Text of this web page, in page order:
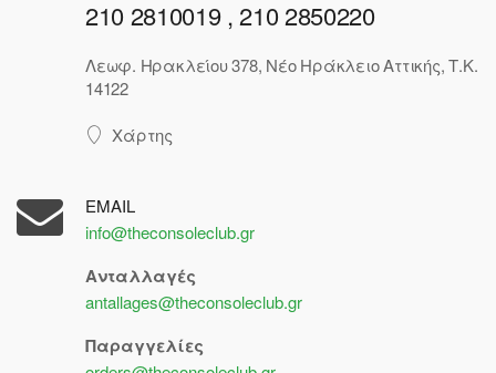
210 2810019 , 210 2850220
Λεωφ. Ηρακλείου 378, Νέο Ηράκλειο Αττικής, Τ.Κ.
14122
Χάρτης
EMAIL
info@theconsoleclub.gr
Ανταλλαγές
antallages@theconsoleclub.gr
Παραγγελίες